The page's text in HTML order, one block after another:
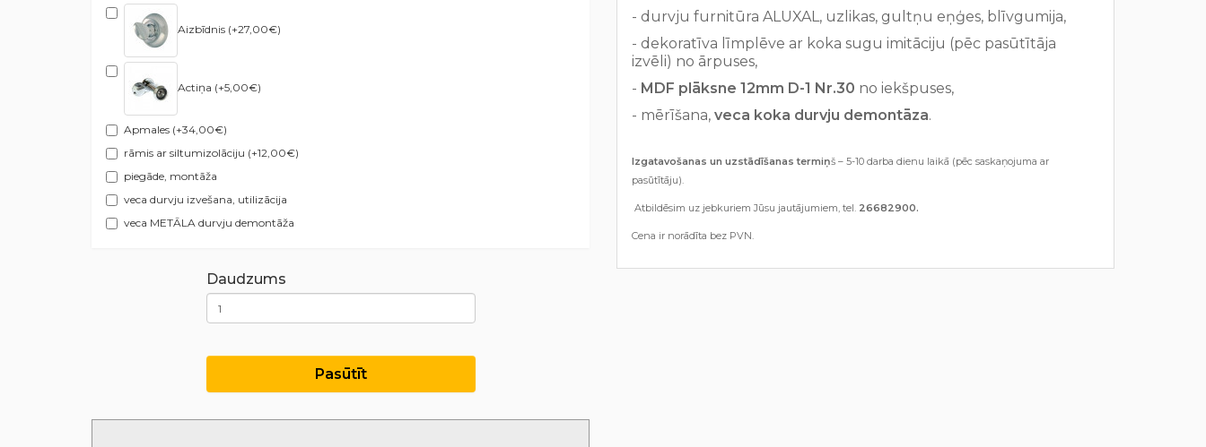
Aizbīdnis (+27,00€)
Actiņa (+5,00€)
Apmales (+34,00€)
rāmis ar siltumizolāciju (+12,00€)
piegāde, montāža
veca durvju izvešana, utilizācija
veca METĀLA durvju demontāža
Daudzums
Pasūtīt
- durvju furnitūra ALUXAL, uzlikas, gultņu eņģes, blīvgumija,
- dekoratīva līmplēve ar koka sugu imitāciju (pēc pasūtītāja
izvēli) no ārpuses,
- MDF plāksne 12mm D-1 Nr.30 no iekšpuses,
- mērīšana, veca koka durvju demontāza.
Izgatavošanas un uzstādīšanas termiņš – 5-10 darba dienu laikā (pēc saskaņojuma ar
pasūtītāju).
Atbildēsim uz jebkuriem Jūsu jautājumiem, tel. 26682900.
Cena ir norādīta bez PVN.